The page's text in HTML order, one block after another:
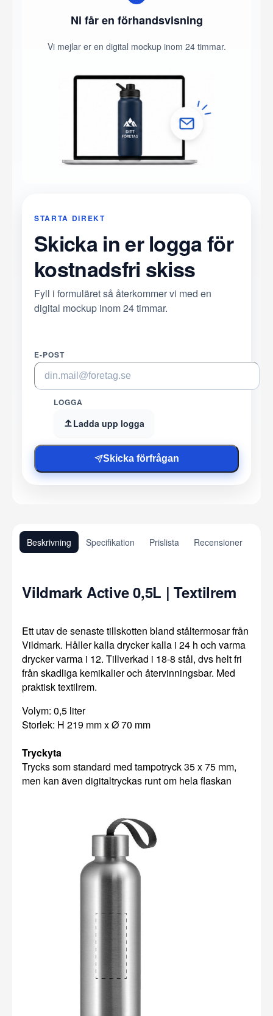
Ni får en förhandsvisning
Vi mejlar er en digital mockup inom 24 timmar.
STARTA DIREKT
Skicka in er logga för
kostnadsfri skiss
Fyll i formuläret så återkommer vi med en
digital mockup inom 24 timmar.
E-POST
LOGGA
Ladda upp logga
Skicka förfrågan
Beskrivning Specifikation Prislista Recensioner
Vildmark Active 0,5L | Textilrem
Ett utav de senaste tillskotten bland ståltermosar från
Vildmark. Håller kalla drycker kalla i 24 h och varma
drycker varma i 12. Tillverkad i 18-8 stål, dvs helt fri
från skadliga kemikalier och återvinningsbar. Med
praktisk textilrem.
Volym: 0,5 liter
Storlek: H 219 mm x Ø 70 mm
Tryckyta
Trycks som standard med tampotryck 35 x 75 mm,
men kan även digitaltryckas runt om hela flaskan